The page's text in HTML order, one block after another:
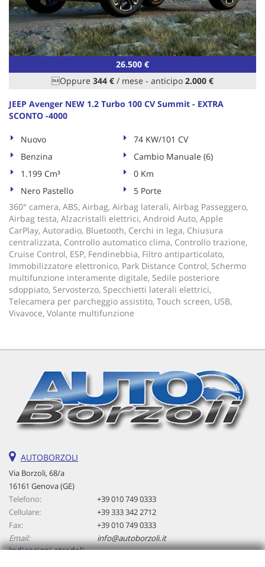
26.500 €
Oppure 344 € / mese - anticipo 2.000 €
JEEP Avenger NEW 1.2 Turbo 100 CV Summit - EXTRA
SCONTO -4000
Nuovo
74 KW/101 CV
Benzina
Cambio Manuale (6)
1.199 Cm³
0 Km
Nero Pastello
5 Porte
360° camera, ABS, Airbag, Airbag laterali, Airbag Passeggero,
Airbag testa, Alzacristalli elettrici, Android Auto, Apple
CarPlay, Autoradio, Bluetooth, Cerchi in lega, Chiusura
centralizzata, Controllo automatico clima, Controllo trazione,
Cruise Control, ESP, Fendinebbia, Filtro antiparticolato,
Immobilizzatore elettronico, Park Distance Control, Schermo
multifunzione interamente digitale, Sedile posteriore
sdoppiato, Servosterzo, Specchietti laterali elettrici,
Telecamera per parcheggio assistito, Touch screen, USB,
Vivavoce, Volante multifunzione
AUTOBORZOLI
Via Borzoli, 68/a
16161 Genova (GE)
Telefono:
+39 010 749 0333
Cellulare:
+39 333 342 2712
Fax:
+39 010 749 0333
Email:
info@autoborzoli.it
Indicazioni stradali